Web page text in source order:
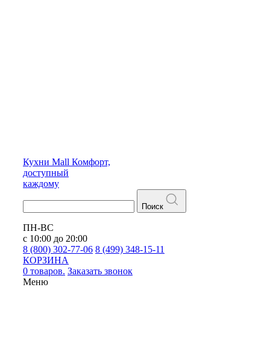
Кухни Mall Комфорт,
доступный
каждому
Поиск
ПН-ВС
с 10:00 до 20:00
8 (800) 302-77-06 8 (499) 348-15-11
КОРЗИНА
0 товаров. Заказать звонок
Меню